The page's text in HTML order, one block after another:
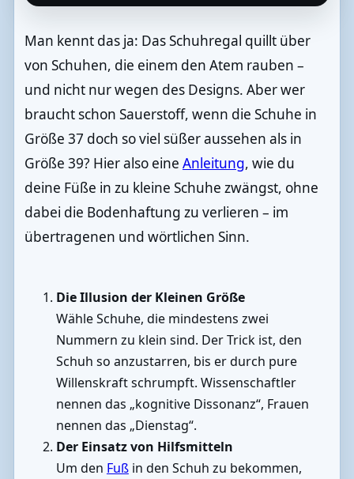
Man kennt das ja: Das Schuhregal quillt über
von Schuhen, die einem den Atem rauben –
und nicht nur wegen des Designs. Aber wer
braucht schon Sauerstoff, wenn die Schuhe in
Größe 37 doch so viel süßer aussehen als in
Größe 39? Hier also eine Anleitung, wie du
deine Füße in zu kleine Schuhe zwängst, ohne
dabei die Bodenhaftung zu verlieren – im
übertragenen und wörtlichen Sinn.
Die Illusion der Kleinen Größe
Wähle Schuhe, die mindestens zwei
Nummern zu klein sind. Der Trick ist, den
Schuh so anzustarren, bis er durch pure
Willenskraft schrumpft. Wissenschaftler
nennen das „kognitive Dissonanz“, Frauen
nennen das „Dienstag“.
Der Einsatz von Hilfsmitteln
Um den Fußin den Schuh zu bekommen,